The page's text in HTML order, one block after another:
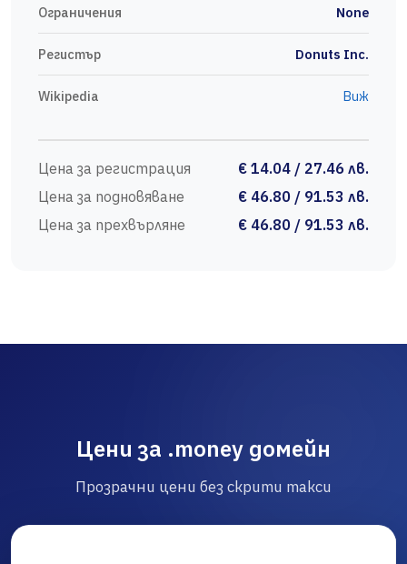
Ограничения None
Регистър Donuts Inc.
Wikipedia Виж
Цена за регистрация
€ 14.04 / 27.46 лв.
Цена за подновяване
€ 46.80 / 91.53 лв.
Цена за прехвърляне
€ 46.80 / 91.53 лв.
Цени за .money домейн
Прозрачни цени без скрити такси